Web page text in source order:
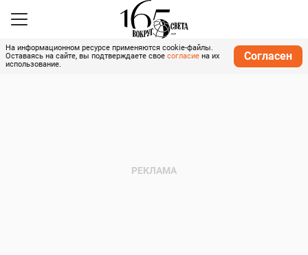
На информационном ресурсе применяются cookie-файлы.
Оставаясь на сайте, вы подтверждаете свое согласие на их
использование.
Согласен